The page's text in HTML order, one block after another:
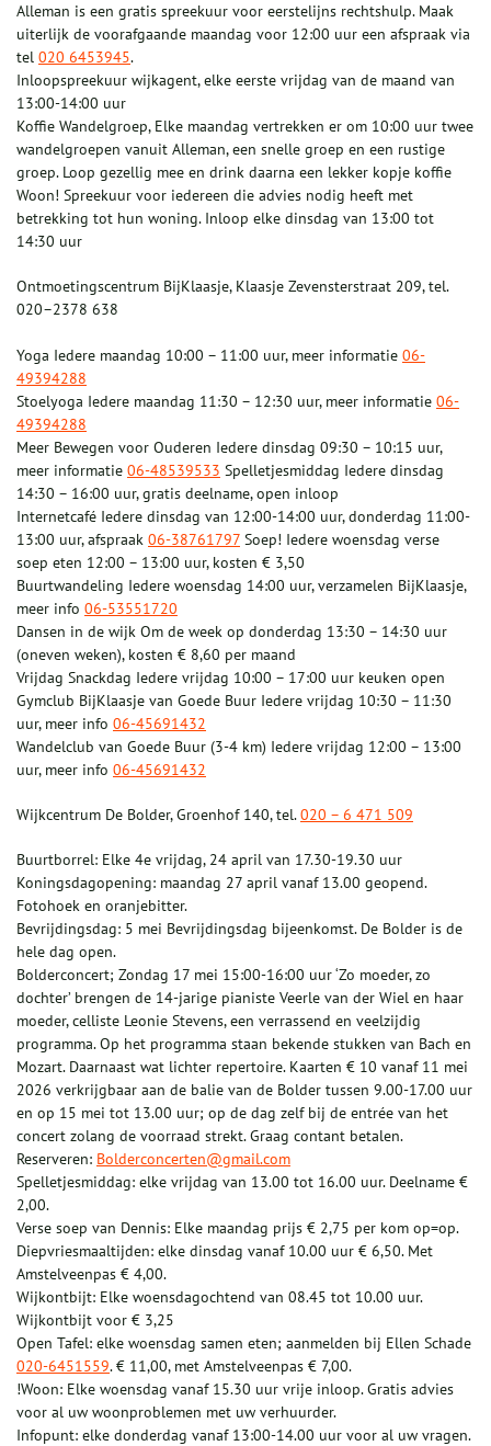
Alleman is een gratis spreekuur voor eerstelijns rechtshulp. Maak
uiterlijk de voorafgaande maandag voor 12:00 uur een afspraak via
tel 020 6453945.
Inloopspreekuur wijkagent, elke eerste vrijdag van de maand van
13:00-14:00 uur
Koffie Wandelgroep, Elke maandag vertrekken er om 10:00 uur twee
wandelgroepen vanuit Alleman, een snelle groep en een rustige
groep. Loop gezellig mee en drink daarna een lekker kopje koffie
Woon! Spreekuur voor iedereen die advies nodig heeft met
betrekking tot hun woning. Inloop elke dinsdag van 13:00 tot
14:30 uur
Ontmoetingscentrum BijKlaasje, Klaasje Zevensterstraat 209, tel.
020–2378 638
Yoga Iedere maandag 10:00 – 11:00 uur, meer informatie 06-
49394288
Stoelyoga Iedere maandag 11:30 – 12:30 uur, meer informatie 06-
49394288
Meer Bewegen voor Ouderen Iedere dinsdag 09:30 – 10:15 uur,
meer informatie 06-48539533 Spelletjesmiddag Iedere dinsdag
14:30 – 16:00 uur, gratis deelname, open inloop
Internetcafé Iedere dinsdag van 12:00-14:00 uur, donderdag 11:00-
13:00 uur, afspraak 06-38761797 Soep! Iedere woensdag verse
soep eten 12:00 – 13:00 uur, kosten € 3,50
Buurtwandeling Iedere woensdag 14:00 uur, verzamelen BijKlaasje,
meer info 06-53551720
Dansen in de wijk Om de week op donderdag 13:30 – 14:30 uur
(oneven weken), kosten € 8,60 per maand
Vrijdag Snackdag Iedere vrijdag 10:00 – 17:00 uur keuken open
Gymclub BijKlaasje van Goede Buur Iedere vrijdag 10:30 – 11:30
uur, meer info 06-45691432
Wandelclub van Goede Buur (3-4 km) Iedere vrijdag 12:00 – 13:00
uur, meer info 06-45691432
Wijkcentrum De Bolder, Groenhof 140, tel.020 – 6 471 509
Buurtborrel: Elke 4e vrijdag, 24 april van 17.30-19.30 uur
Koningsdagopening: maandag 27 april vanaf 13.00 geopend.
Fotohoek en oranjebitter.
Bevrijdingsdag: 5 mei Bevrijdingsdag bijeenkomst. De Bolder is de
hele dag open.
Bolderconcert; Zondag 17 mei 15:00-16:00 uur ‘Zo moeder, zo
dochter’ brengen de 14-jarige pianiste Veerle van der Wiel en haar
moeder, celliste Leonie Stevens, een verrassend en veelzijdig
programma. Op het programma staan bekende stukken van Bach en
Mozart. Daarnaast wat lichter repertoire. Kaarten € 10 vanaf 11 mei
2026 verkrijgbaar aan de balie van de Bolder tussen 9.00-17.00 uur
en op 15 mei tot 13.00 uur; op de dag zelf bij de entrée van het
concert zolang de voorraad strekt. Graag contant betalen.
Reserveren: Bolderconcerten@gmail.com
Spelletjesmiddag: elke vrijdag van 13.00 tot 16.00 uur. Deelname €
2,00.
Verse soep van Dennis: Elke maandag prijs € 2,75 per kom op=op.
Diepvriesmaaltijden: elke dinsdag vanaf 10.00 uur € 6,50. Met
Amstelveenpas € 4,00.
Wijkontbijt: Elke woensdagochtend van 08.45 tot 10.00 uur.
Wijkontbijt voor € 3,25
Open Tafel: elke woensdag samen eten; aanmelden bij Ellen Schade
020-6451559. € 11,00, met Amstelveenpas € 7,00.
!Woon: Elke woensdag vanaf 15.30 uur vrije inloop. Gratis advies
voor al uw woonproblemen met uw verhuurder.
Infopunt: elke donderdag vanaf 13:00-14.00 uur voor al uw vragen.